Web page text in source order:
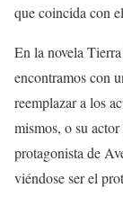
que coincida con
En la novela
encontramos con
reemplazar a los
mismos, o su
protagonista de
viéndose ser el